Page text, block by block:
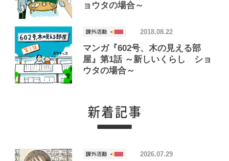
ョウタの場合～
マンガ『602号、木の見える部
屋』第1話 ～新しいくらし ショ
ウタの場合～
2018.08.22
2026.07.29